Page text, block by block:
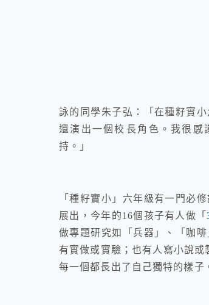
詠的同學朱子弘：「在種籽實
還演出一個校­長角色。我很感
持。」
「種籽實小」六年級有一門必
展出，今年的16個孩子有人做「
做專題研究如「兵器」、「咖
有實做或實驗；也有人寫小說或
每一個都長出了自己獨特的樣子